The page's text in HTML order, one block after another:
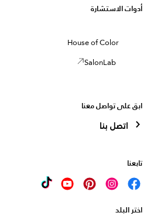
أدوات الاستشارة
House of Color
SalonLab
ابق على تواصل معنا
اتصل بنا
تابعنا
اختر البلد